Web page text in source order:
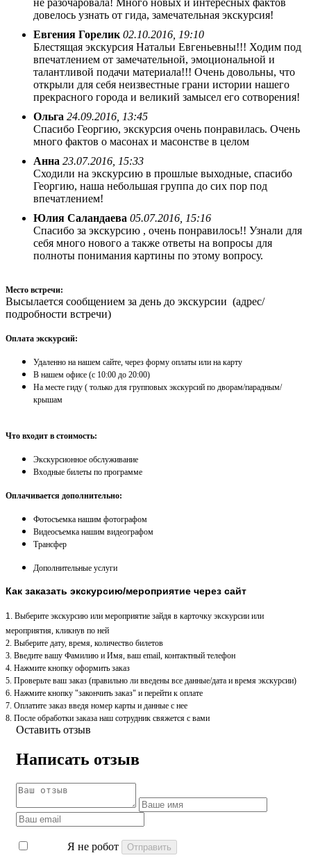
не разочаровала! Много новых и интересных фактов
довелось узнать от гида, замечательная экскурсия!
Евгения Горелик 02.10.2016, 19:10
Блестящая экскурсия Натальи Евгеньевны!!! Ходим под
впечатлением от замечательной, эмоциональной и
талантливой подачи материала!!! Очень довольны, что
открыли для себя неизвестные грани истории нашего
прекрасного города и великий замысел его сотворения!
Ольга 24.09.2016, 13:45
Спасибо Георгию, экскурсия очень понравилась. Очень
много фактов о масонах и масонстве в целом
Анна 23.07.2016, 15:33
Сходили на экскурсию в прошлые выходные, спасибо
Георгию, наша небольшая группа до сих пор под
впечатлением!
Юлия Саландаева 05.07.2016, 15:16
Спасибо за экскурсию , очень понравилось!! Узнали для
себя много нового а также ответы на вопросы для
полноты понимания картины по этому вопросу.
Место встречи:
Высылается сообщением за день до экскурсии (адрес/
подробности встречи)
Оплата экскурсий:
Удаленно на нашем сайте, через форму оплаты или на карту
​В нашем офисе (с 10:00 до 20:00)
На месте гиду ( только для групповых экскурсий по дворам/парадным/
крышам
Что входит в стоимость:
Экскурсионное обслуживание
Входные билеты по программе
Оплачивается дополнительно:
Фотосъемка нашим фотографом
Видеосъемка нашим видеографом
Трансфер
Дополнительные услуги
Как заказать экскурсию/мероприятие через сайт
1. Выберите экскурсию или мероприятие зайдя в карточку экскурсии или
мероприятия, кликнув по ней
2. Выберите дату, время, количество билетов
3. Введите вашу Фамилию и Имя, ваш email, контактный телефон
4. Нажмите кнопку оформить заказ
5. Проверьте ваш заказ (правильно ли введены все данные/дата и время экскурсии)
6. Нажмите кнопку "закончить заказ" и перейти к оплате
7. Оплатите заказ введя номер карты и данные с нее
8. После обработки заказа наш сотрудник свяжется с вами
Оставить отзыв
Написать отзыв
Я не робот